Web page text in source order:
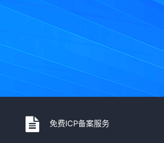
免费ICP备案服务